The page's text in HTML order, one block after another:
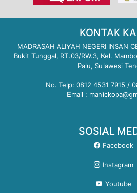
KONTAK
MADRASAH ALIYAH NEGERI INSAN
Bukit Tunggal, RT.03/RW.3, Kel.
Palu, Sulawesi
No. Telp: 0812 4531 7915 /
Email :
SOSIAL
Facebook
Instagram
Youtube